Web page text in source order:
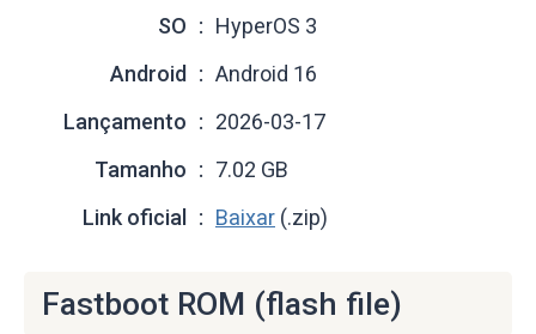
SO
HyperOS 3
Android
Android 16
Lançamento
2026-03-17
Tamanho
7.02 GB
Link oficial
Baixar (.zip)
Fastboot ROM (flash file)